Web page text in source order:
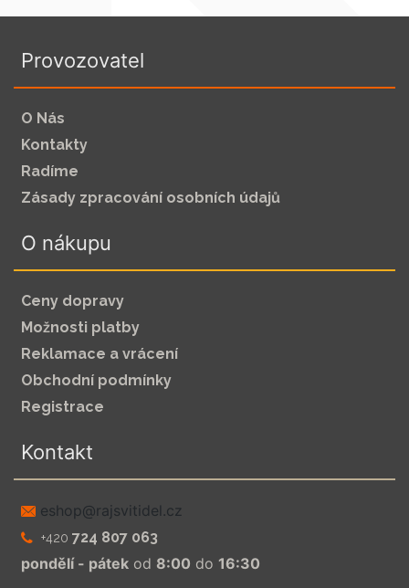
Provozovatel
O Nás
Kontakty
Radíme
Zásady zpracování osobních údajů
O nákupu
Ceny dopravy
Možnosti platby
Reklamace a vrácení
Obchodní podmínky
Registrace
Kontakt
zc.leditivsjar@pohse
+420 724 807 063
pondělí - pátek od 8:00 do 16:30